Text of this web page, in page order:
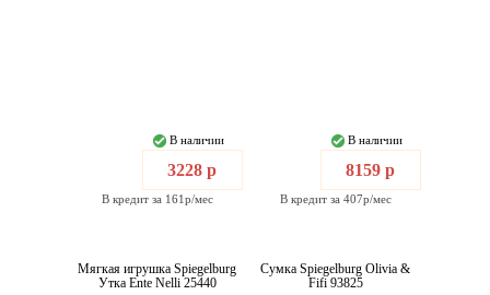
В наличии
3228 р
В кредит за 161р/мес
В наличии
8159 р
В кредит за 407р/мес
Мягкая игрушка Spiegelburg
Утка Ente Nelli 25440
Сумка Spiegelburg Olivia &
Fifi 93825